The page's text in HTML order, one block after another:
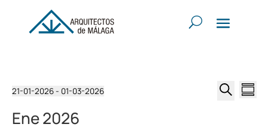
Eventos de
21-01-2026 - 01-03-2026
fecha.
Ene 2026